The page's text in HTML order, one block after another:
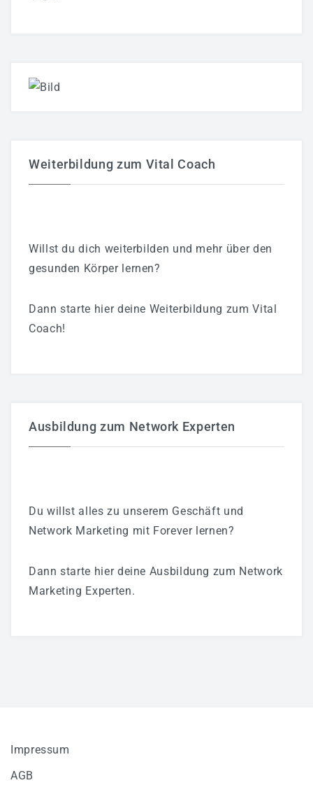
Weiterbildung zum Vital Coach
Willst du dich weiterbilden und mehr über den
gesunden Körper lernen?
Dann starte hier deine Weiterbildung zum Vital
Coach!
Ausbildung zum Network Experten
Du willst alles zu unserem Geschäft und
Network Marketing mit Forever lernen?
Dann starte hier deine Ausbildung zum Network
Marketing Experten.
Impressum
AGB